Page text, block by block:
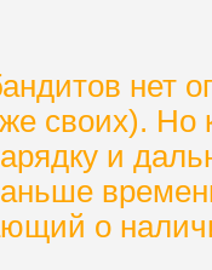
нет
своих).
и
о